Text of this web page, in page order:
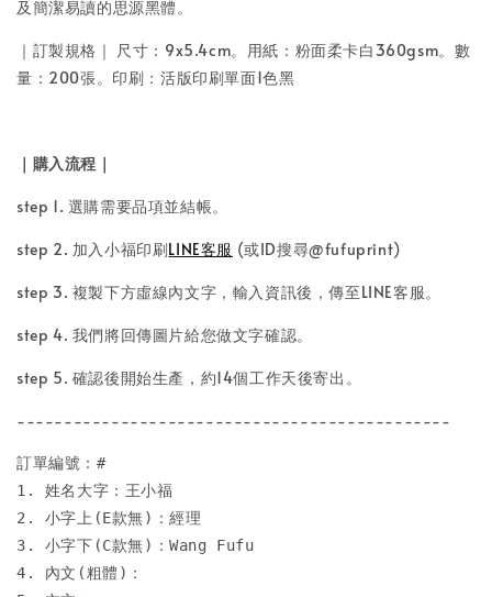
及簡潔易讀的思源黑體。
｜訂製規格｜ 尺寸：9x5.4cm。 用紙：粉面柔卡白360gsm。 數
量：200張。 印刷：活版印刷單面1色黑
｜購入流程｜
step 1. 選購需要品項並結帳。
step 2. 加入小福印刷LINE客服 (或ID搜尋@fufuprint)
step 3. 複製下方虛線內文字，輸入資訊後，傳至LINE客服。
step 4. 我們將回傳圖片給您做文字確認。
step 5. 確認後開始生產，約14個工作天後寄出。
----------------------------------------------
訂單編號：#
1. 姓名大字：王小福
2. 小字上(E款無)：經理
3. 小字下(C款無)：Wang Fufu
4. 內文(粗體)：